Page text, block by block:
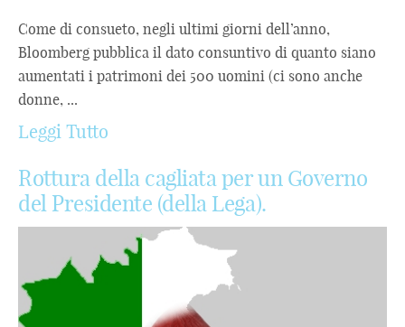
Come di consueto, negli ultimi giorni dell’anno,
Bloomberg pubblica il dato consuntivo di quanto siano
aumentati i patrimoni dei 500 uomini (ci sono anche
donne, ...
Leggi Tutto
Rottura della cagliata per un Governo
del Presidente (della Lega).